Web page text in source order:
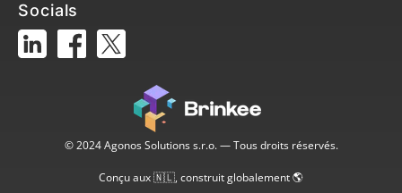
Socials
© 2024 Agonos Solutions s.r.o. — Tous droits réservés.
Conçu aux 🇳🇱, construit globalement 🌎